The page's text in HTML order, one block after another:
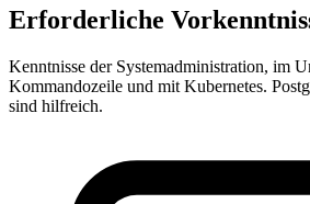
Erforderliche
Kenntnisse der Systemadministration, im
Kommandozeile und mit Kubernetes.
sind hilfreich.